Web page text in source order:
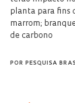
planta para fins
marrom;
de carbono
POR PESQUISA